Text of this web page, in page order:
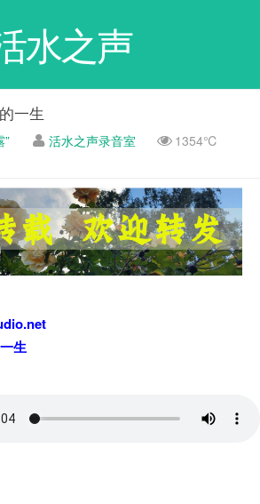
水之声
一生
” 活水之声录音室
1354℃
生